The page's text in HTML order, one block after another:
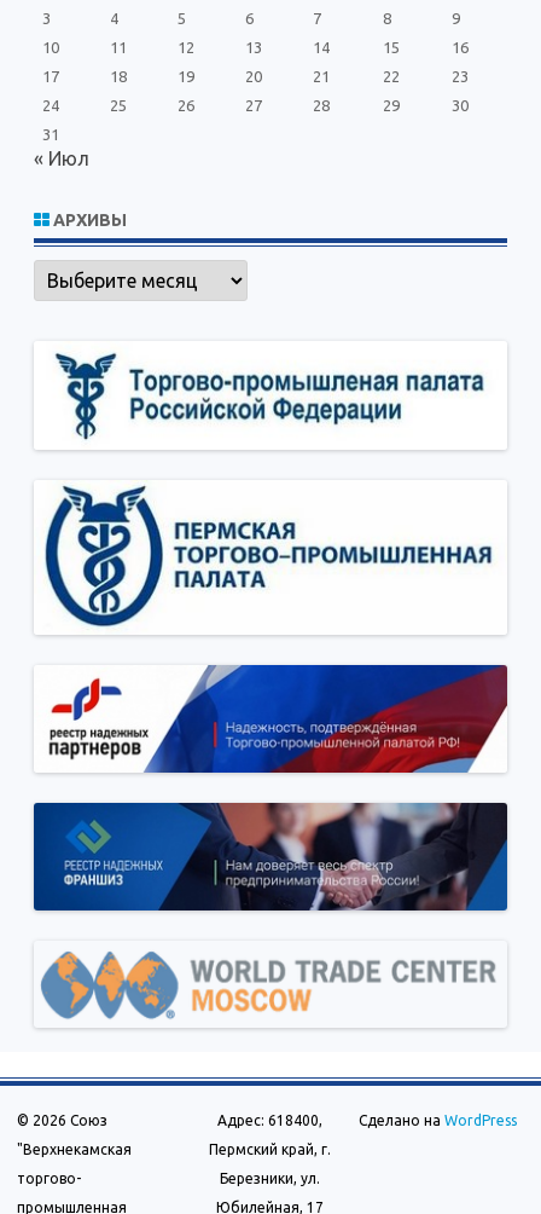
3
4 5 6 7 8
9
10
11 12 13 14 15
16
17
18 19 20 21 22
23
24
25 26 27 28 29
30
31
« Июл
АРХИВЫ
Архивы
© 2026 Союз
"Верхнекамская
торгово-
промышленная
Адрес: 618400,
Пермский край, г.
Березники, ул.
Юбилейная, 17
Сделано на WordPress